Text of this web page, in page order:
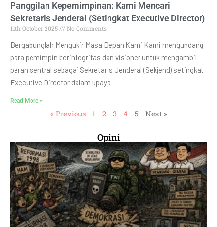
Panggilan Kepemimpinan: Kami Mencari
Sekretaris Jenderal (Setingkat Executive Director)
11th October 2025 No Comments
Bergabunglah Mengukir Masa Depan Kami Kami mengundang
para pemimpin berintegritas dan visioner untuk mengambil
peran sentral sebagai Sekretaris Jenderal (Sekjend) setingkat
Executive Director dalam upaya
Read More »
« Previous 1 2 3 4 5 Next »
Opini